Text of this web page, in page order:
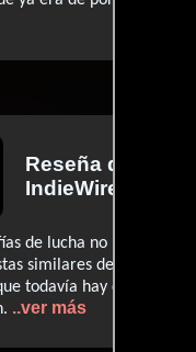
Reseña de
IndieWire
de lucha no la elevan
similares de Van
todavía hay directores
..ver más